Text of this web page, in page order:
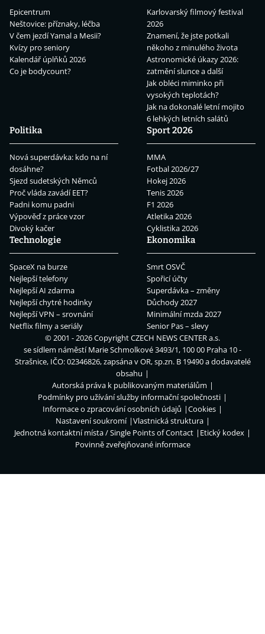
Epicentrum
Neštovice: příznaky, léčba
V čem jezdí Yamal a Mesii?
Kvízy pro seniory
Kalendář úplňků 2026
Co je bodycount?
Karlovarský filmový festival
2026
Znamení, že jste potkali
někoho z minulého života
Astronomické úkazy 2026:
zatmění slunce a další
Jak obléci miminko při
vysokých teplotách?
Jak na dokonalé letní mojito
6 lehkých letních salátů
Politika
Nová superdávka: kdo na ní
dosáhne?
Sjezd sudetských Němců
Proč vláda zavádí EET?
Padni komu padni
Výpověď z práce vzor
Divoký kačer
Sport 2026
MMA
Fotbal 2026/27
Hokej 2026
Tenis 2026
F1 2026
Atletika 2026
Cyklistika 2026
Technologie
SpaceX na burze
Nejlepší telefony
Nejlepší AI zdarma
Nejlepší chytré hodinky
Nejlepší VPN – srovnání
Netflix filmy a seriály
Ekonomika
Smrt OSVČ
Spořicí účty
Superdávka – změny
Důchody 2027
Minimální mzda 2027
Senior Pas – slevy
© 2001 - 2026 CopyrightCZECH NEWS CENTER a.s.
se sídlem náměstí Marie Schmolkové 3493/1, 100 00 Praha 10 -
Strašnice, IČO: 02346826, zapsána v OR, sp.zn. B 19490 a dodavatelé
obsahu
Autorská práva k publikovaným materiálům
Podmínky pro užívání služby informační společnosti
Informace o zpracování osobních údajů
Cookies
Nastavení soukromí
Vlastnická struktura
Jednotná kontaktní místa / Single Points of Contact
Etický kodex
Povinně zveřejňované informace